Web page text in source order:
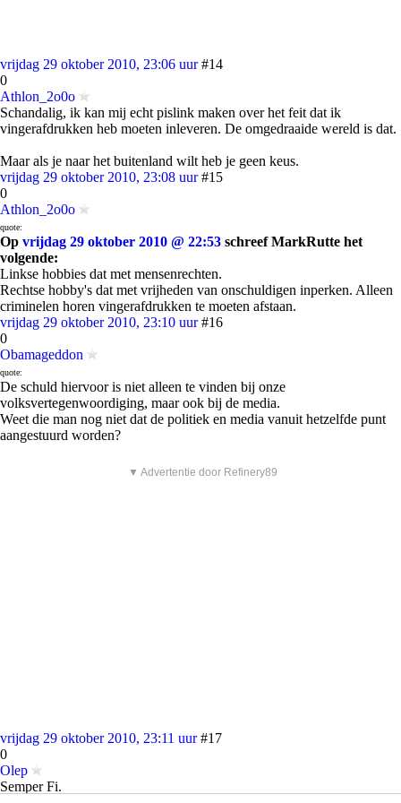
vrijdag 29 oktober 2010, 23:06 uur #14
0
Athlon_2o0o
Schandalig, ik kan mij echt pislink maken over het feit dat ik
vingerafdrukken heb moeten inleveren. De omgedraaide wereld is dat.
Maar als je naar het buitenland wilt heb je geen keus.
vrijdag 29 oktober 2010, 23:08 uur #15
0
Athlon_2o0o
quote:
Op vrijdag 29 oktober 2010 @ 22:53 schreef MarkRutte het
volgende:
Linkse hobbies dat met mensenrechten.
Rechtse hobby's dat met vrijheden van onschuldigen inperken. Alleen
criminelen horen vingerafdrukken te moeten afstaan.
vrijdag 29 oktober 2010, 23:10 uur #16
0
Obamageddon
quote:
De schuld hiervoor is niet alleen te vinden bij onze
volksvertegenwoordiging, maar ook bij de media.
Weet die man nog niet dat de politiek en media vanuit hetzelfde punt
aangestuurd worden?
▼ Advertentie door Refinery89
vrijdag 29 oktober 2010, 23:11 uur #17
0
Olep
Semper Fi.